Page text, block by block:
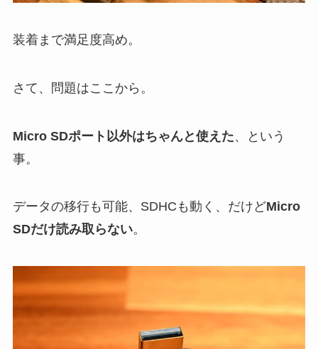
装着まで満足度高め。
さて、問題はここから。
Micro SDポート以外はちゃんと使えた、という
事。
データの移行も可能、SDHCも動く、だけどMicro
SDだけ読み取らない。